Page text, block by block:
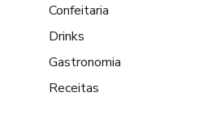
Confeitaria
Drinks
Gastronomia
Receitas